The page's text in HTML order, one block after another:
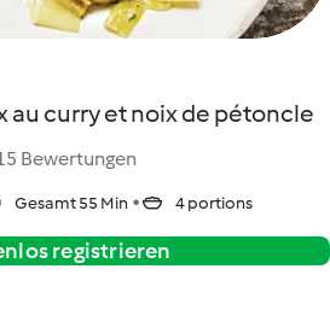
au curry et noix de pétoncle
Bewertungen
Gesamt 55 Min 4 portions
registrieren